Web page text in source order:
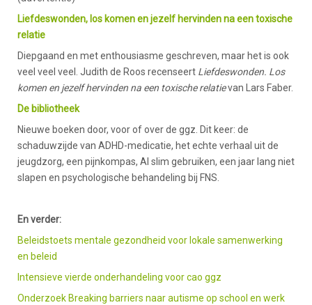
Liefdeswonden, los komen en jezelf hervinden na een toxische
relatie
Diepgaand en met enthousiasme geschreven, maar het is ook
veel veel veel. Judith de Roos recenseert Liefdeswonden. Los
komen en jezelf hervinden na een toxische relatievan Lars Faber.
De bibliotheek
Nieuwe boeken door, voor of over de ggz. Dit keer: de
schaduwzijde van ADHD-medicatie, het echte verhaal uit de
jeugdzorg, een pijnkompas, AI slim gebruiken, een jaar lang niet
slapen en psychologische behandeling bij FNS.
En verder:
Beleidstoets mentale gezondheid voor lokale samenwerking
en beleid
Intensieve vierde onderhandeling voor cao ggz
Onderzoek Breaking barriers naar autisme op school en werk